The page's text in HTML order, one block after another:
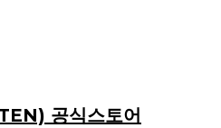
공식스토어